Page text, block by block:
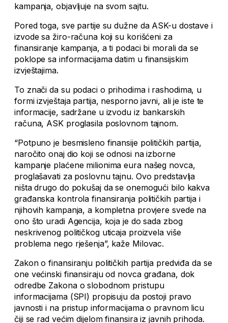
kampanja, objavljuje na svom sajtu.
Pored toga, sve partije su dužne da ASK-u dostave i
izvode sa žiro-računa koji su korišćeni za
finansiranje kampanja, a ti podaci bi morali da se
poklope sa informacijama datim u finansijskim
izvještajima.
To znači da su podaci o prihodima i rashodima, u
formi izvještaja partija, nesporno javni, ali je iste te
informacije, sadržane u izvodu iz bankarskih
računa, ASK proglasila poslovnom tajnom.
“Potpuno je besmisleno finansije političkih partija,
naročito onaj dio koji se odnosi na izborne
kampanje plaćene milionima eura našeg novca,
proglašavati za poslovnu tajnu. Ovo predstavlja
ništa drugo do pokušaj da se onemogući bilo kakva
građanska kontrola finansiranja političkih partija i
njihovih kampanja, a kompletna provjere svede na
ono što uradi Agencija, koja je do sada zbog
neskrivenog političkog uticaja proizvela više
problema nego rješenja”, kaže Milovac.
Zakon o finansiranju političkih partija predviđa da se
one većinski finansiraju od novca građana, dok
odredbe Zakona o slobodnom pristupu
informacijama (SPI) propisuju da postoji pravo
javnosti i na pristup informacijama o pravnom licu
čiji se rad većim dijelom finansira iz javnih prihoda.